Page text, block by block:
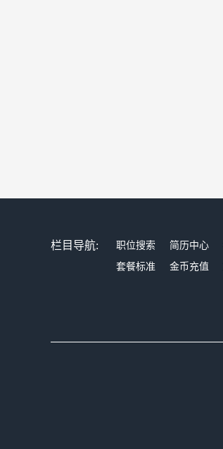
栏目导航: 职位搜索 简历中心
套餐标准
金币充值